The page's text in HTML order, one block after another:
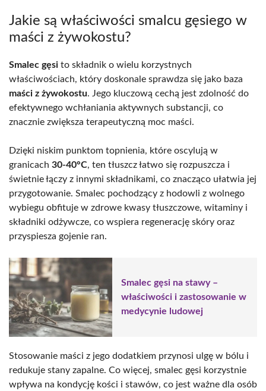
Jakie są właściwości smalcu gęsiego w
maści z żywokostu?
Smalec gęsi to składnik o wielu korzystnych
właściwościach, który doskonale sprawdza się jako baza
maści z żywokostu. Jego kluczową cechą jest zdolność do
efektywnego wchłaniania aktywnych substancji, co
znacznie zwiększa terapeutyczną moc maści.
Dzięki niskim punktom topnienia, które oscylują w
granicach 30-40°C, ten tłuszcz łatwo się rozpuszcza i
świetnie łączy z innymi składnikami, co znacząco ułatwia jej
przygotowanie. Smalec pochodzący z hodowli z wolnego
wybiegu obfituje w zdrowe kwasy tłuszczowe, witaminy i
składniki odżywcze, co wspiera regenerację skóry oraz
przyspiesza gojenie ran.
Smalec gęsi na stawy –
właściwości i zastosowanie w
medycynie ludowej
Stosowanie maści z jego dodatkiem przynosi ulgę w bólu i
redukuje stany zapalne. Co więcej, smalec gęsi korzystnie
wpływa na kondycję kości i stawów, co jest ważne dla osób